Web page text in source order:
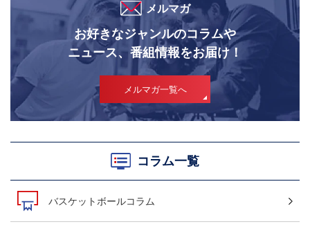
メルマガ
お好きなジャンルのコラムや
ニュース、番組情報をお届け！
メルマガ一覧へ
コラム一覧
バスケットボールコラム